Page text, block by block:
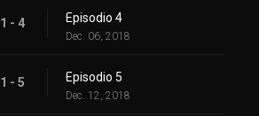
1 - 4 Episodio 4
Dec. 06, 2018
1 - 5 Episodio 5
Dec. 12, 2018